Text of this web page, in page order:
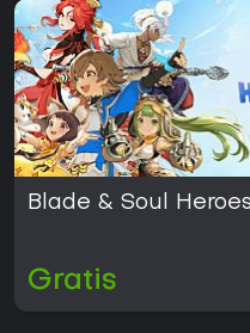
Blade & Soul Heroes
Gratis